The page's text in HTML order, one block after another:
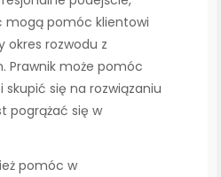
mogą pomóc klientowi
okres rozwodu z
Prawnik może pomóc
się na rozwiązaniu
pogrążać się w
pomóc w